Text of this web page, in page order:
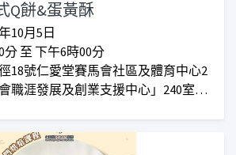
Q餅&蛋黃酥
10月5日
至 下午6時00分
18號仁愛堂賽馬會社區及體育中心2
職涯發展及創業支援中心」240室
享優惠***